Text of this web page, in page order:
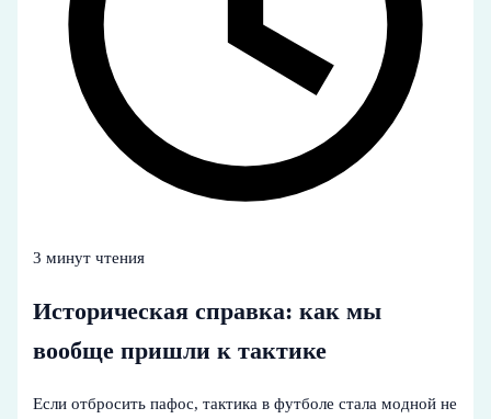
3 минут чтения
Историческая справка: как мы
вообще пришли к тактике
Если отбросить пафос, тактика в футболе стала модной не